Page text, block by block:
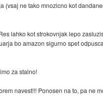
ne tako mnozicno kot
lahko kot strokovnjak lepo
bo amazon sigurno spet
za stalno!
navest!!! Ponosen na to, pa ne